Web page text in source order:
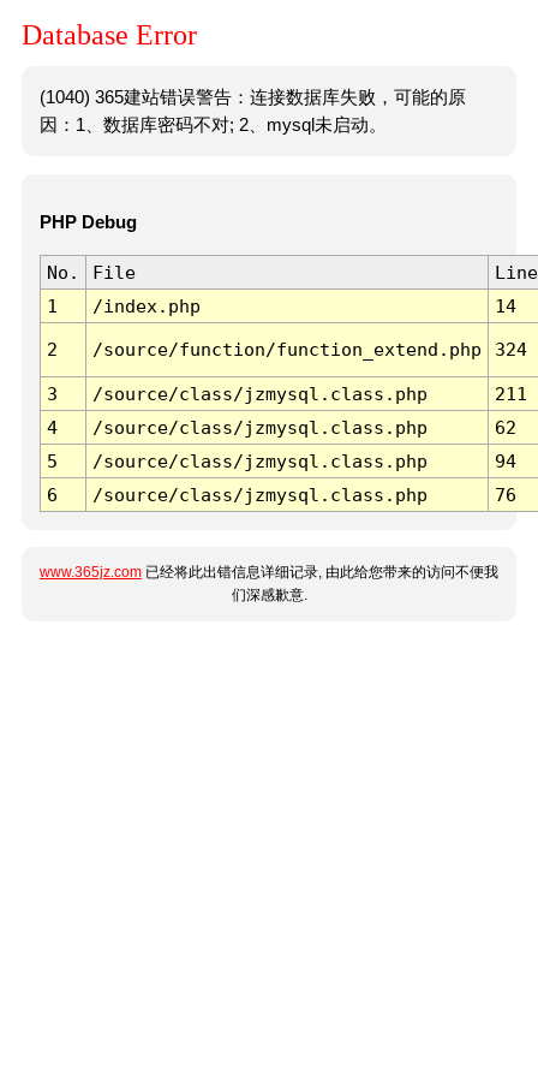
Database Error
(1040) 365建站错误警告：连接数据库失败，可能的原
因：1、数据库密码不对; 2、mysql未启动。
PHP Debug
No. File
Line
1
/index.php 14
2 /source/function/function_extend.php 324
3 /source/class/jzmysql.class.php
211
4
/source/class/jzmysql.class.php
62
5
/source/class/jzmysql.class.php
94
6
/source/class/jzmysql.class.php 76
www.365jz.com 已经将此出错信息详细记录, 由此给您带来的访问不便我
们深感歉意.